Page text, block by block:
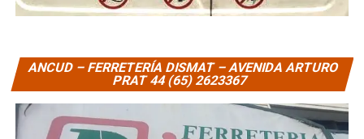
ANCUD – FERRETERÍA DISMAT – AVENIDA ARTURO
PRAT 44 (65) 2623367